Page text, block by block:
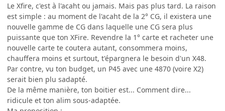
Le Xfire, c'est à l'acaht ou jamais. Mais pas plus tard. La raison
est simple : au moment de l'acaht de la 2° CG, il existera une
nouvelle gamme de CG dans laquelle une CG sera plus
puissante que ton XFire. Revendre la 1° carte et racheter une
nouvelle carte te coutera autant, consommera moins,
chauffera moins et surtout, t'épargnera le besoin d'un X48.
Par contre, vu ton budget, un P45 avec une 4870 (voire X2)
serait bien plu sadapté.
De la même manière, ton boitier est... Comment dire...
ridicule et ton alim sous-adaptée.